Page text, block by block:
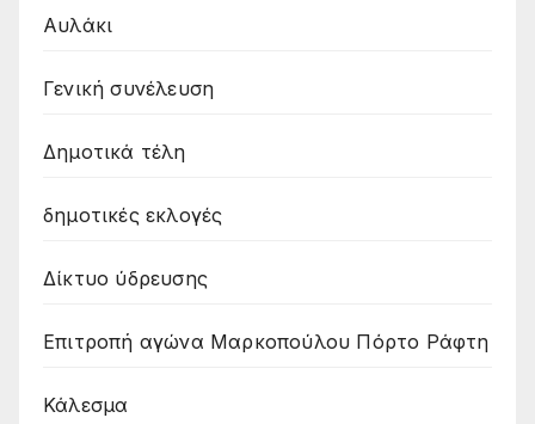
Αυλάκι
Γενική συνέλευση
Δημοτικά τέλη
δημοτικές εκλογές
Δίκτυο ύδρευσης
Επιτροπή αγώνα Μαρκοπούλου Πόρτο Ράφτη
Κάλεσμα